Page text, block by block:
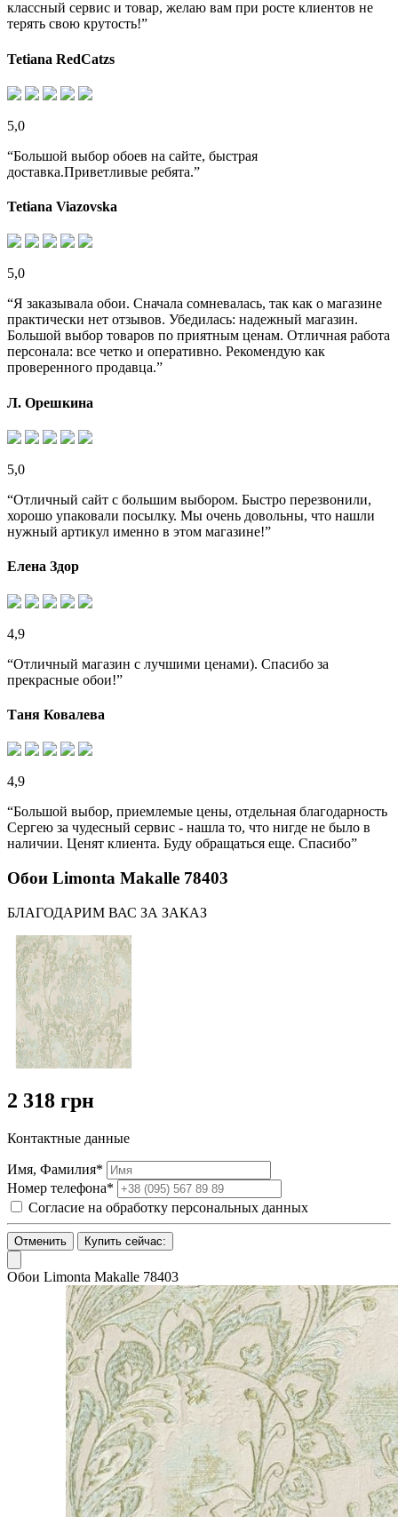
классный сервис и товар, желаю вам при росте клиентов не
терять свою крутость!”
Tetiana RedCatzs
5,0
“Большой выбор обоев на сайте, быстрая
доставка.Приветливые ребята.”
Tetiana Viazovska
5,0
“Я заказывала обои. Сначала сомневалась, так как о магазине
практически нет отзывов. Убедилась: надежный магазин.
Большой выбор товаров по приятным ценам. Отличная работа
персонала: все четко и оперативно. Рекомендую как
проверенного продавца.”
Л. Орешкина
5,0
“Отличный сайт с большим выбором. Быстро перезвонили,
хорошо упаковали посылку. Мы очень довольны, что нашли
нужный артикул именно в этом магазине!”
Елена Здор
4,9
“Отличный магазин с лучшими ценами). Спасибо за
прекрасные обои!”
Таня Ковалева
4,9
“Большой выбор, приемлемые цены, отдельная благодарность
Сергею за чудесный сервис - нашла то, что нигде не было в
наличии. Ценят клиента. Буду обращаться еще. Спасибо”
Обои Limonta Makalle 78403
БЛАГОДАРИМ ВАС ЗА ЗАКАЗ
2 318 грн
Контактные данные
Имя, Фамилия*
Номер телефона*
Согласие на обработку персональных данных
Отменить Купить сейчас:
Обои Limonta Makalle 78403